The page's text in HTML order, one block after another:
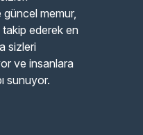
memur,
takip ederek en
sizleri
ve insanlara
sunuyor.